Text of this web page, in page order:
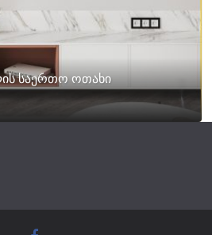
საერთო ოთახი